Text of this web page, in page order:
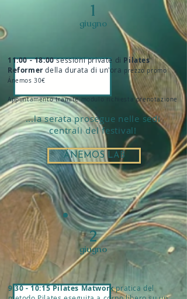
1
giugno
11:00 - 18:00sessioni private di Pilates
Reformerdella durata di un'ora prezzo promo
Ánemos 30€
Appuntamento tramite modulo richiesta prenotazione
...la serata prosegue nelle sedi
centrali del festival!
ÁNEMOS LAB
9:30 - 10:15 Pilates Matworkpratica del
2
giugno